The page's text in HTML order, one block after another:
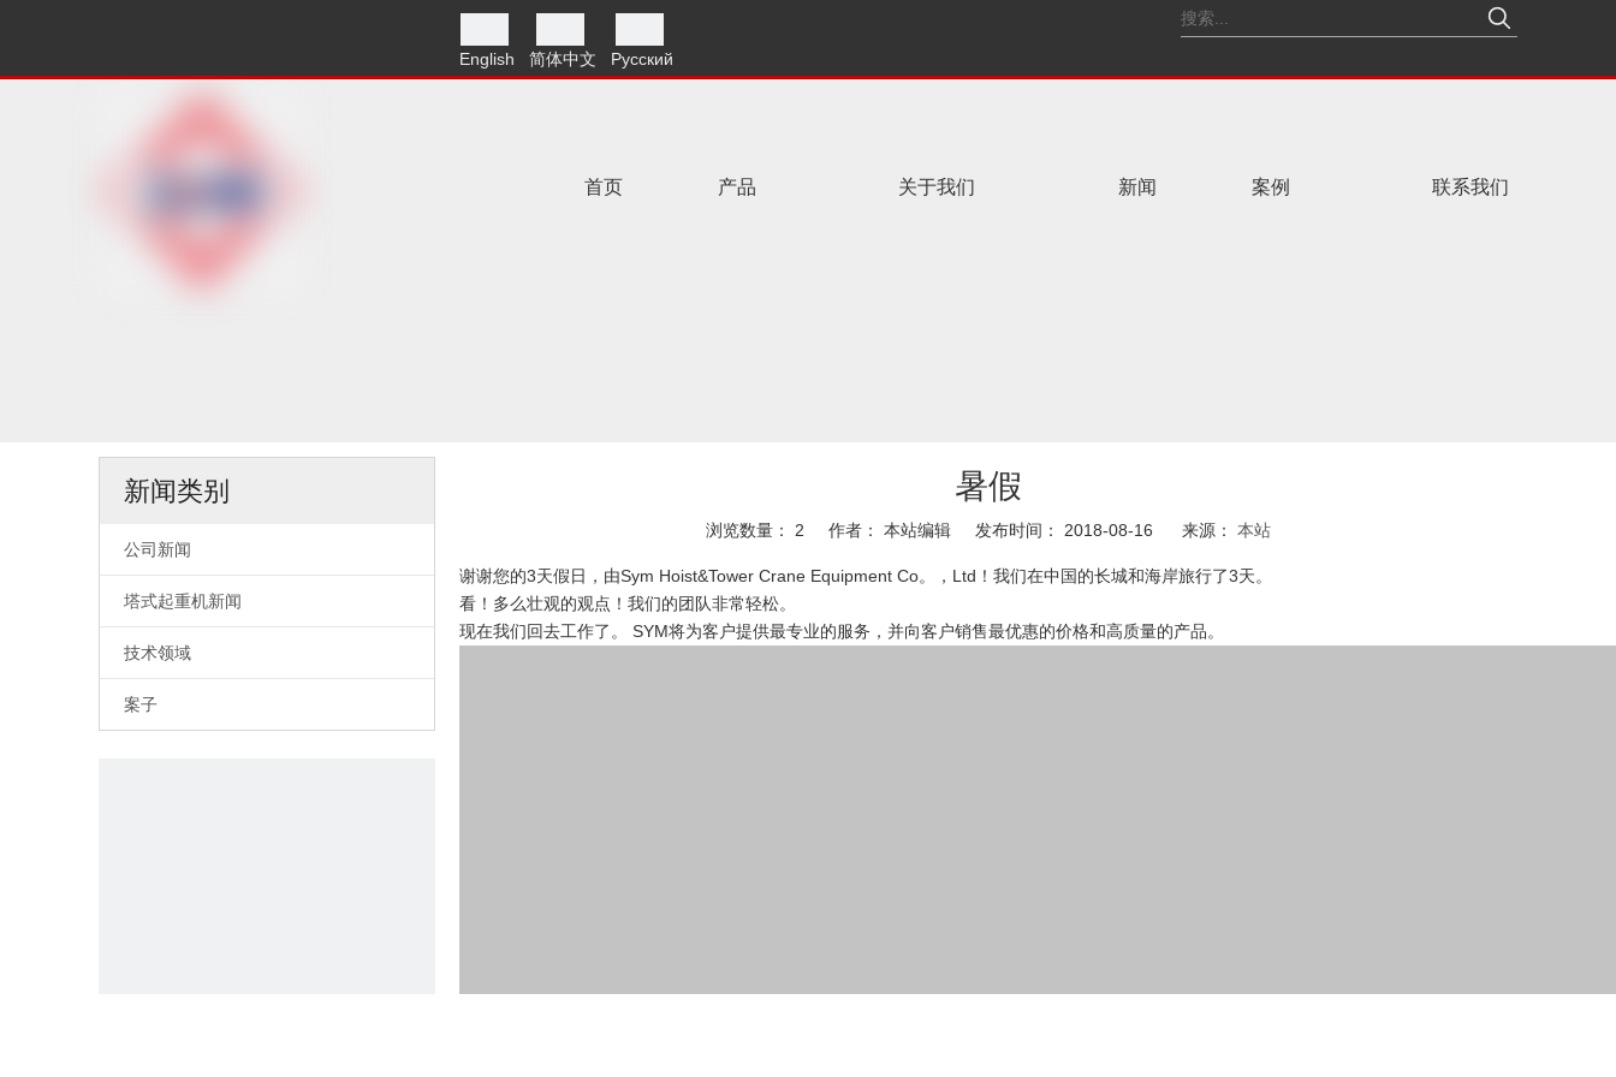
English 简体中文 Pусский
首页 产品 关于我们 新闻 案例 联系我们
新闻类别
公司新闻
塔式起重机新闻
技术领域
案子
暑假
浏览数量： 2 作者： 本站编辑 发布时间： 2018-08-16 来源： 本站
谢谢您的3天假日，由Sym Hoist&Tower Crane Equipment Co。，Ltd！我们在中国的长城和海岸旅行了3天。
看！多么壮观的观点！我们的团队非常轻松。
现在我们回去工作了。 SYM将为客户提供最专业的服务，并向客户销售最优惠的价格和高质量的产品。